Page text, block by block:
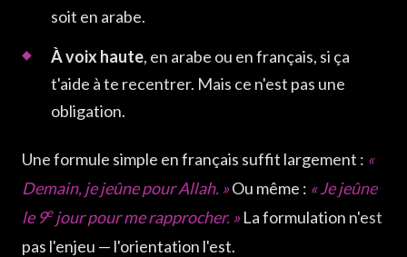
soit en arabe.
À voix haute, en arabe ou en français, si ça
t'aide à te recentrer. Mais ce n'est pas une
obligation.
Une formule simple en français suffit largement : «
Demain, je jeûne pour Allah. »Ou même : « Je jeûne
le 9ejour pour me rapprocher. » La formulation n'est
pas l'enjeu — l'orientation l'est.